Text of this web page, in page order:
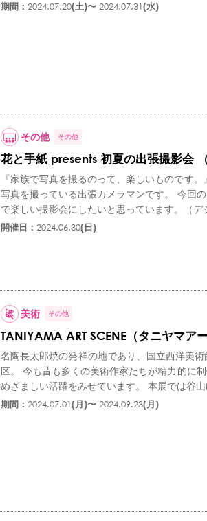
期間： 2024.07.20(土)〜 2024.07.31(水)
その他 その他
花と手紙 presents 初夏の出張撮影会
『家族で写真を撮るのって、楽しいものです
写真を撮っている出張カメラマンです。 今回
で楽しい撮影会にしたいと思っています。（
開催日： 2024.06.30(日)
美術 その他
TANIYAMA ART SCENE（タニヤマア
名陶長太郎焼の発祥の地であり、国立西洋美
区。 今も昔も多くの美術作家たちが精力的に
めざましい活躍をみせています。 本展では谷
期間： 2024.07.01(月)〜 2024.09.23(月)